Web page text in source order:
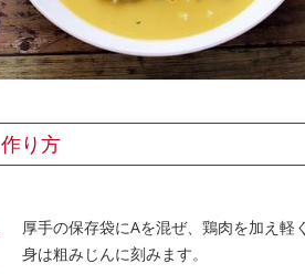
作り方
厚手の保存袋にAを混ぜ、鶏肉を加え
身は粗みじんに刻みます。